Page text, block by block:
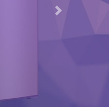
Следующая